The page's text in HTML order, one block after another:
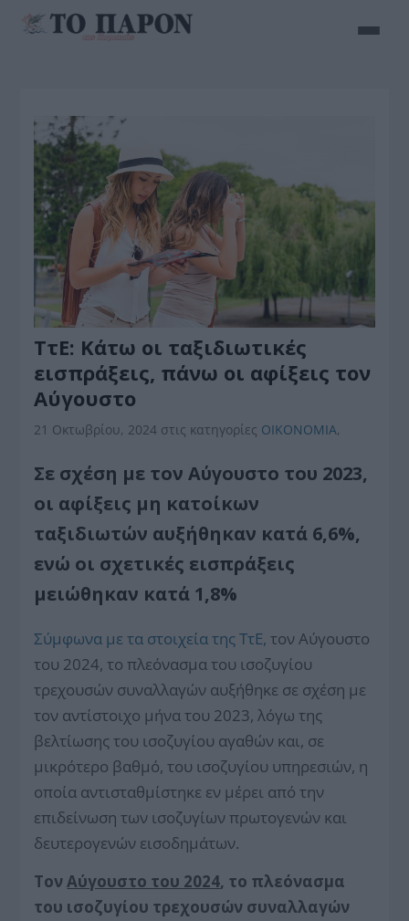
ΤτΕ: Κάτω οι ταξιδιωτικές
εισπράξεις, πάνω οι αφίξεις τον
Αύγουστο
21 Οκτωβρίου, 2024 στις κατηγορίες ΟΙΚΟΝΟΜΙΑ,
Σε σχέση με τον Αύγουστο του 2023,
οι αφίξεις μη κατοίκων
ταξιδιωτών αυξήθηκαν κατά 6,6%,
ενώ οι σχετικές εισπράξεις
μειώθηκαν κατά 1,8%
Σύμφωνα με τα στοιχεία της ΤτΕ, τον Αύγουστο
του 2024, το πλεόνασμα του ισοζυγίου
τρεχουσών συναλλαγών αυξήθηκε σε σχέση με
τον αντίστοιχο μήνα του 2023, λόγω της
βελτίωσης του ισοζυγίου αγαθών και, σε
μικρότερο βαθμό, του ισοζυγίου υπηρεσιών, η
οποία αντισταθμίστηκε εν μέρει από την
επιδείνωση των ισοζυγίων πρωτογενών και
δευτερογενών εισοδημάτων.
ΤονΑύγουστο του 2024, το πλεόνασμα
του ισοζυγίου τρεχουσών συναλλαγών